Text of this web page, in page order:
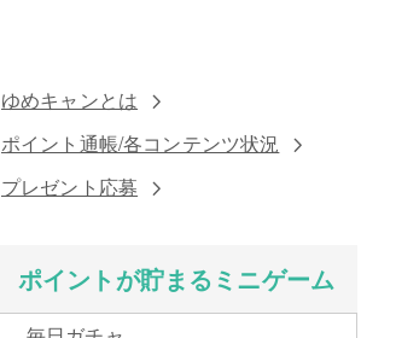
ゆめキャンとは
ポイント通帳/各コンテンツ状況
プレゼント応募
ポイントが貯まるミニゲーム